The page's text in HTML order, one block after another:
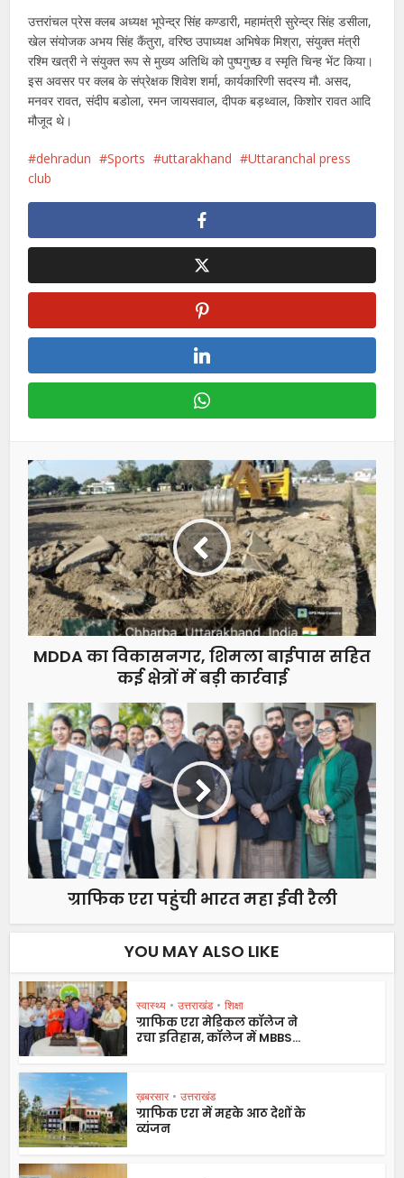
उत्तरांचल प्रेस क्लब अध्यक्ष भूपेन्द्र सिंह कण्डारी, महामंत्री सुरेन्द्र सिंह डसीला,
खेल संयोजक अभय सिंह कैंतुरा, वरिष्ठ उपाध्यक्ष अभिषेक मिश्रा, संयुक्त मंत्री
रश्मि खत्री ने संयुक्त रूप से मुख्य अतिथि को पुष्पगुच्छ व स्मृति चिन्ह भेंट किया।
इस अवसर पर क्लब के संप्रेक्षक शिवेश शर्मा, कार्यकारिणी सदस्य मौ. असद,
मनवर रावत, संदीप बडोला, रमन जायसवाल, दीपक बड़थ्वाल, किशोर रावत आदि
मौजूद थे।
dehradun Sports uttarakhand
Uttaranchal press
club
MDDA का विकासनगर, शिमला बाईपास सहित
कई क्षेत्रों में बड़ी कार्रवाई
ग्राफिक एरा पहुंची भारत महा ईवी रैली
YOU MAY ALSO LIKE
स्वास्थ्य • उत्तराखंड • शिक्षा
ग्राफिक एरा मेडिकल कॉलेज ने
रचा इतिहास, कॉलेज में MBBS...
ख़बरसार • उत्तराखंड
ग्राफिक एरा में महके आठ देशों के
व्यंजन